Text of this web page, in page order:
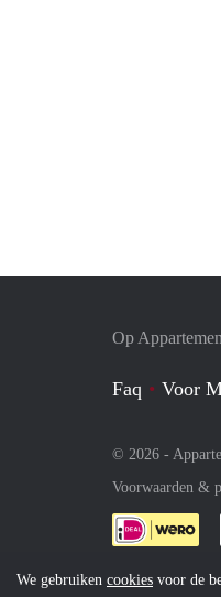
Op
Faq Voor
© 2026 -
Voorwaarden &
We gebruiken cookies voor de